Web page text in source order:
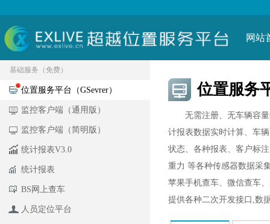
网站
基础服务（免费）
位置服务平台（GSevrer）
监控客户端（通用版）
监控客户端（简明版）
统计报表V3.0
统计报表
BS网上查车
人员定位平台
位置服务
无需注册、无车辆容量
计报表数据实时计算、车
状态、各种报表、客户标
重力 等各种传感器数据采
苹果手机查车、微信查车
提供各种二次开发接口,数